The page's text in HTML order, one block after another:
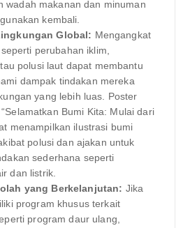
wadah makanan dan minuman
kembali.
Global: Mengangkat
perubahan iklim,
polusi laut dapat membantu
dampak tindakan mereka
yang lebih luas. Poster
Bumi Kita: Mulai dari
menampilkan ilustrasi bumi
polusi dan ajakan untuk
sederhana seperti
dan listrik.
yang Berkelanjutan: Jika
program khusus terkait
program daur ulang,